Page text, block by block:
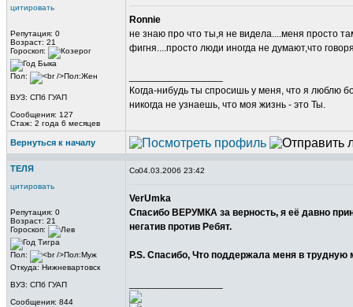
цитировать
Репутация: 0
Возраст: 21
Гороскоп:
Пол:
ВУЗ: СПб ГУАП
Сообщения: 127
Стаж: 2 года 6 месяцев
Ronnie
не знаю про что ты,я не видела....меня просто
фигня....просто люди иногда не думают,что
Когда-нибудь ты спросишь у меня, что я люблю
никогда не узнаешь, что моя жизнь - это Ты.
Вернуться к началу
ТЕЛЯ
цитировать
Репутация: 0
Возраст: 21
Гороскоп:
Пол:
Откуда: Нижневартовск
ВУЗ: СПб ГУАП
Сообщения: 844
04.03.2006 23:42
VerUmka
Спасибо ВЕРУМКА за верность, я её давно
негатив против Ребят.
P.S. Спасибо, Что поддержала меня в трудную